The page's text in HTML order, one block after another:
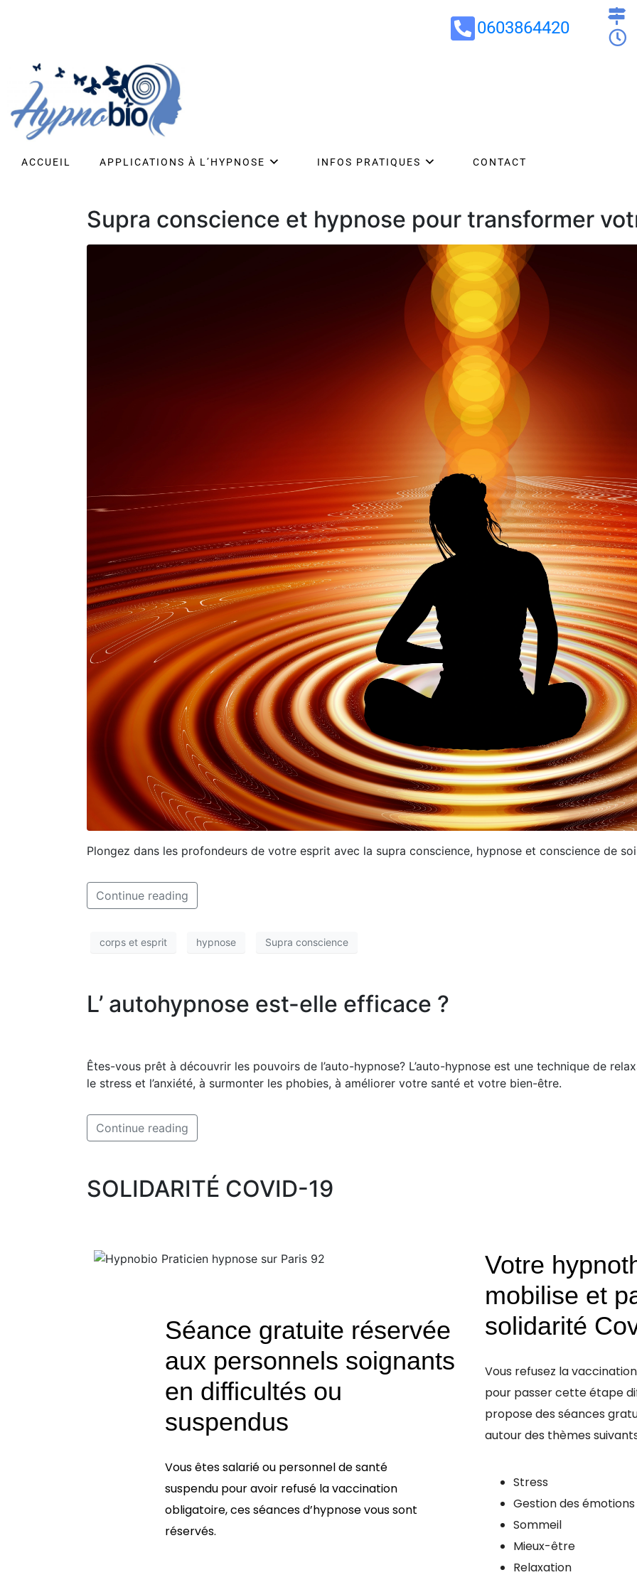
0603864420
ACCUEIL APPLICATIONS À L’HYPNOSE INFOS PRATIQUES CONTACT
Supra conscience et hypnose pour transformer
Plongez dans les profondeurs de votre esprit avec la supra conscience, hypnose et conscience de
Continue reading
corps et esprit hypnose Supra conscience
L’ autohypnose est-elle efficace ?
Êtes-vous prêt à découvrir les pouvoirs de l’auto-hypnose? L’auto-hypnose est une technique de
le stress et l’anxiété, à surmonter les phobies, à améliorer votre santé et votre bien-être.
Continue reading
SOLIDARITÉ COVID-19
Séance gratuite réservée
aux personnels soignants
en difficultés ou
suspendus
Vous êtes salarié ou personnel de santé
suspendu pour avoir refusé la vaccination
obligatoire, ces séances d’hypnose vous sont
réservés.
Votre
mobilise et
solidarité
Vous refusez la
pour passer cette étape
propose des séances
autour des thèmes
Stress
Gestion des émotions
Sommeil
Mieux-être
Relaxation